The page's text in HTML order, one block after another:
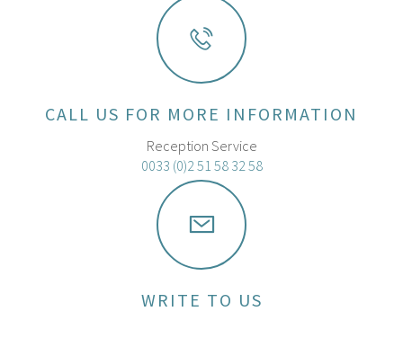
CALL US FOR MORE INFORMATION
Reception Service
0033 (0)2 51 58 32 58
WRITE TO US